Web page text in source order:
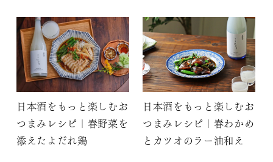
日本酒をもっと楽しむお
つまみレシピ｜春野菜を
添えたよだれ鶏
日本酒をもっと楽しむお
つまみレシピ｜春わかめ
とカツオのラー油和え